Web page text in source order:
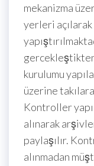
mekanizma
yerleri
gercekleştikten
kurulumu
üzerine
Kontroller
alınarak
paylaşılır.
alınmadan